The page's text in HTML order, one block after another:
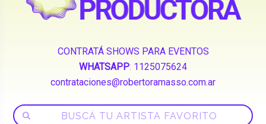
CONTRATÁ SHOWS PARA EVENTOS
WHATSAPP: 1125075624
contrataciones@robertoramasso.com.ar